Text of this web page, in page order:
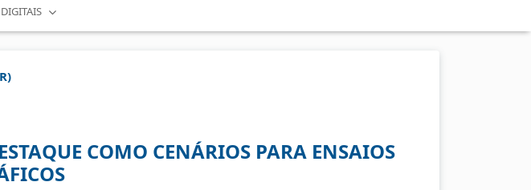
COMO CENÁRIOS PARA ENSAIOS